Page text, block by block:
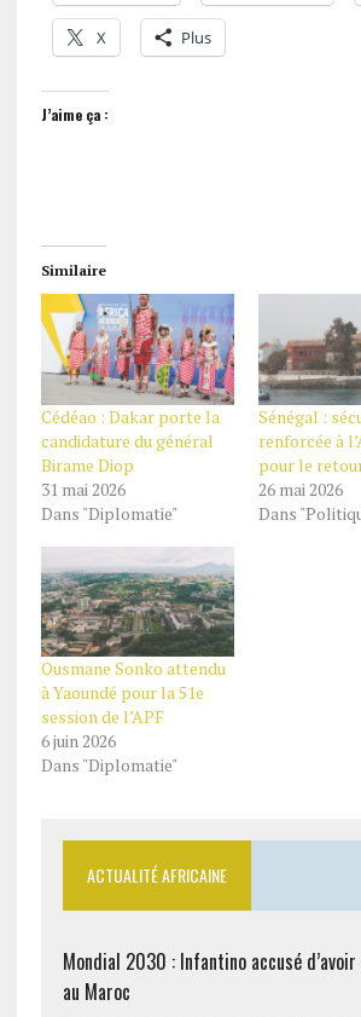
X Plus
J’aime ça :
Similaire
Cédéao : Dakar porte la
candidature du général
Birame Diop
31 mai 2026
Dans "Diplomatie"
Sénégal :
renforcée à
pour le
26 mai 2026
Dans
Ousmane Sonko attendu
à Yaoundé pour la 51e
session de l’APF
6 juin 2026
Dans "Diplomatie"
ACTUALITÉ AFRICAINE
Mondial 2030 : Infantino accusé
au Maroc